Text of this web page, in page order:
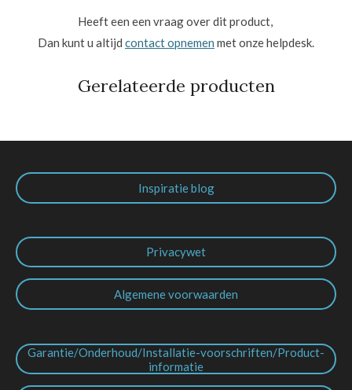
Heeft een een vraag over dit product,
Dan kunt u altijd contact opnemen met onze helpdesk.
Gerelateerde producten
Inspiratie blog
Privacywet
Algemene voorwaarden
Garantie/Onderhoud/Installatie-voorschriften/Product-
informatie